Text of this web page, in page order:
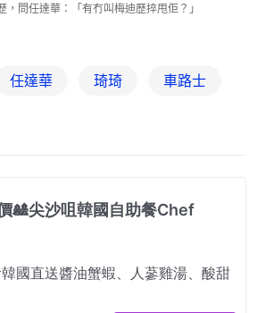
問任達華：「有冇叫梅迪歷捽甩佢？」
任達華 琦琦 車路士